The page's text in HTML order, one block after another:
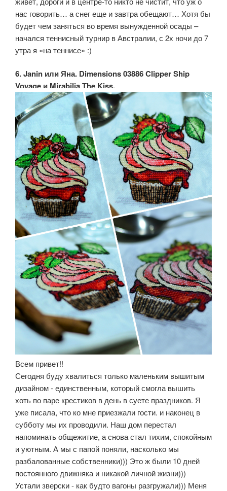
нас говорить… а снег еще и завтра обещают… Хотя бы
будет чем заняться во время вынужденной осады –
начался теннисный турнир в Австралии, с 2х ночи до 7
утра я «на теннисе» :)
6. Janin или Яна. Dimensions 03886 Clipper Ship
Voyage и Mirabilia The Kiss.
Всем привет!!
Сегодня буду хвалиться только маленьким вышитым
дизайном - единственным, который смогла вышить
хоть по паре крестиков в день в суете праздников. Я
уже писала, что ко мне приезжали гости. и наконец в
субботу мы их проводили. Наш дом перестал
напоминать общежитие, а снова стал тихим, спокойным
и уютным. А мы с папой поняли, насколько мы
разбалованные собственники))) Это ж были 10 дней
постоянного движняка и никакой личной жизни)))
Устали зверски - как будто вагоны разгружали))) Меня